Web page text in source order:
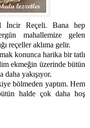
İncir Reçeli. Bana hep
mahallemize gelen
reçeller aklıma gelir.
konunca harika bir tatlı
ekmeğin üzerinde bütün
daha yakışıyor.
bölmeden yaptım. Hem
halde çok daha hoş